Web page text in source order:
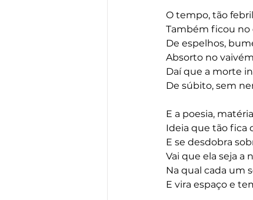
O tempo, tão
Também ficou no
De espelhos,
Absorto no
Daí que a morte
De súbito, sem
E a poesia,
Ideia que tão fica
E se desdobra
Vai que ela seja a
Na qual cada um
E vira espaço e